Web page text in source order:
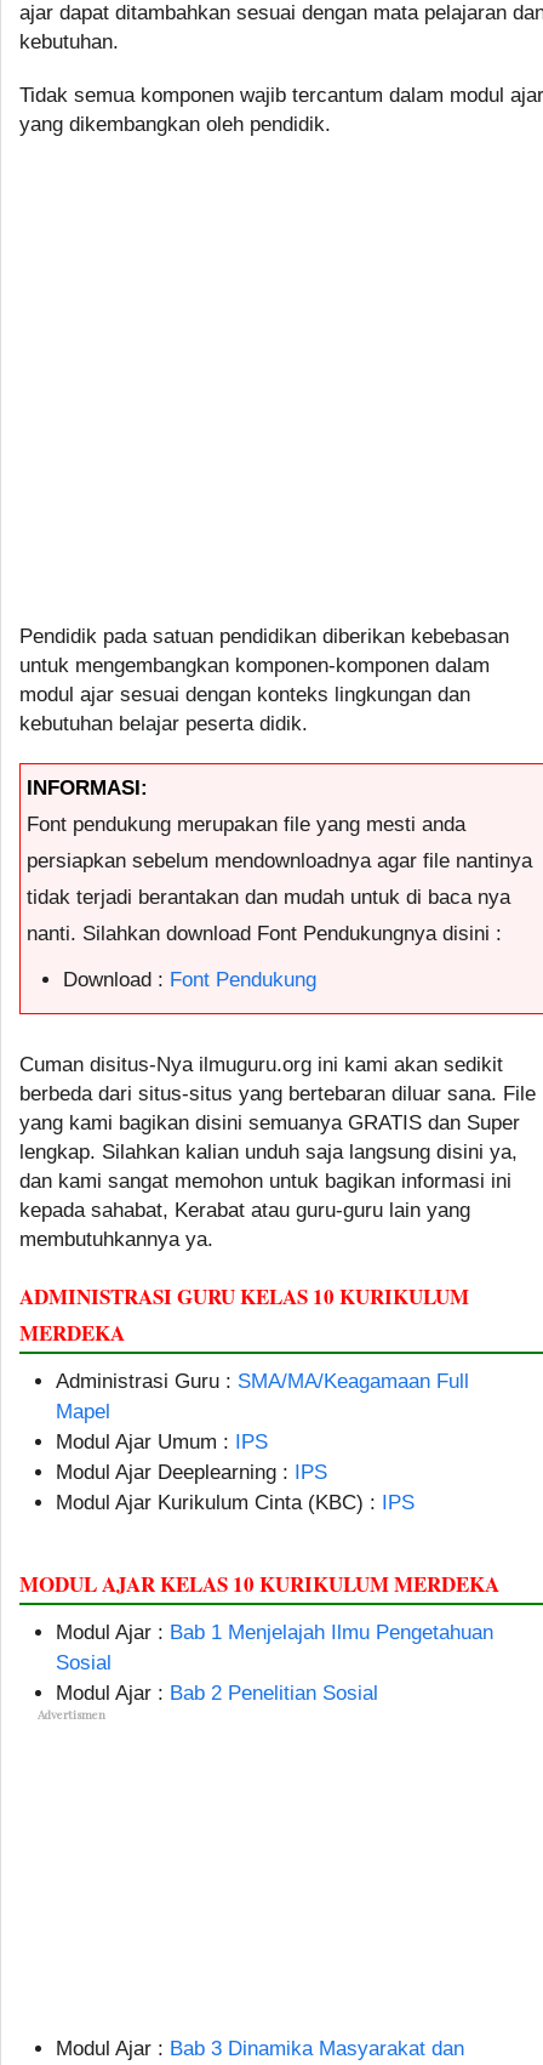
ajar dapat ditambahkan sesuai dengan mata pelajaran
kebutuhan.
Tidak semua komponen wajib tercantum dalam modul ajar
yang dikembangkan oleh pendidik.
Pendidik pada satuan pendidikan diberikan kebebasan
untuk mengembangkan komponen-komponen dalam
modul ajar sesuai dengan konteks lingkungan dan
kebutuhan belajar peserta didik.
INFORMASI:
Font pendukung merupakan file yang mesti anda
persiapkan sebelum mendownloadnya agar file nantinya
tidak terjadi berantakan dan mudah untuk di baca nya
nanti. Silahkan download Font Pendukungnya disini :
Download : Font Pendukung
Cuman disitus-Nya ilmuguru.org ini kami akan sedikit
berbeda dari situs-situs yang bertebaran diluar sana. File
yang kami bagikan disini semuanya GRATIS dan Super
lengkap. Silahkan kalian unduh saja langsung disini ya,
dan kami sangat memohon untuk bagikan informasi ini
kepada sahabat, Kerabat atau guru-guru lain yang
membutuhkannya ya.
ADMINISTRASI GURU KELAS 10 KURIKULUM
MERDEKA
Administrasi Guru : SMA/MA/Keagamaan Full
Mapel
Modul Ajar Umum : IPS
Modul Ajar Deeplearning : IPS
Modul Ajar Kurikulum Cinta (KBC) : IPS
MODUL AJAR KELAS 10 KURIKULUM MERDEKA
Modul Ajar : Bab 1 Menjelajah Ilmu Pengetahuan
Sosial
Modul Ajar : Bab 2 Penelitian Sosial
Advertismen
Modul Ajar : Bab 3 Dinamika Masyarakat dan